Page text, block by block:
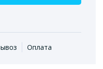
Оплата